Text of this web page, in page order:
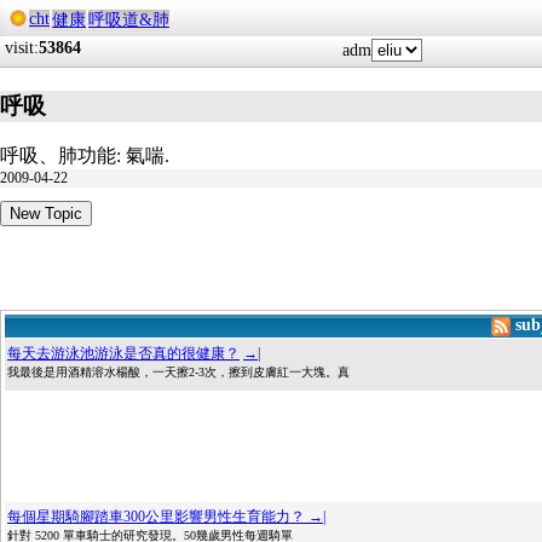
cht健康呼吸道&肺
visit:53864 adm
呼吸
呼吸、肺功能: 氣喘.
2009-04-22
New Topic
每天去游泳池游泳是否真的很健康？ →|
我最後是用酒精溶水楊酸，一天擦2-3次，擦到皮膚紅一大塊。真
每個星期騎腳踏車300公里影響男性生育能力？ →|
針對 5200 單車騎士的研究發現。50幾歲男性每週騎單